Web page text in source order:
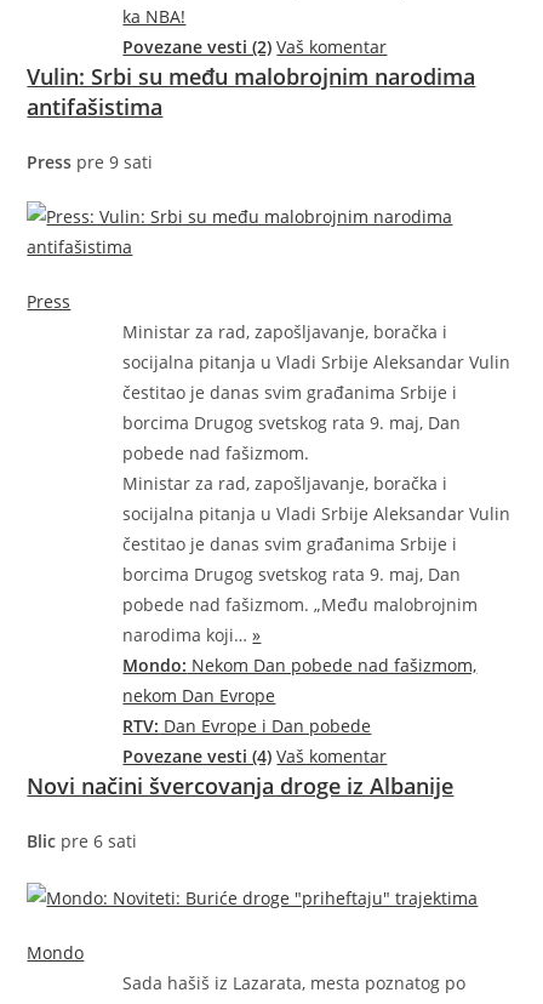
ka NBA!
Povezane vesti (2) Vaš komentar
Vulin: Srbi su među malobrojnim narodima
antifašistima
Press pre 9 sati
Press
Ministar za rad, zapošljavanje, boračka i
socijalna pitanja u Vladi Srbije Aleksandar Vulin
čestitao je danas svim građanima Srbije i
borcima Drugog svetskog rata 9. maj, Dan
pobede nad fašizmom.
Ministar za rad, zapošljavanje, boračka i
socijalna pitanja u Vladi Srbije Aleksandar Vulin
čestitao je danas svim građanima Srbije i
borcima Drugog svetskog rata 9. maj, Dan
pobede nad fašizmom. „Među malobrojnim
narodima koji…»
Mondo: Nekom Dan pobede nad fašizmom,
nekom Dan Evrope
RTV: Dan Evrope i Dan pobede
Povezane vesti (4) Vaš komentar
Novi načini švercovanja droge iz Albanije
Blic pre 6 sati
Mondo
Sada hašiš iz Lazarata, mesta poznatog po